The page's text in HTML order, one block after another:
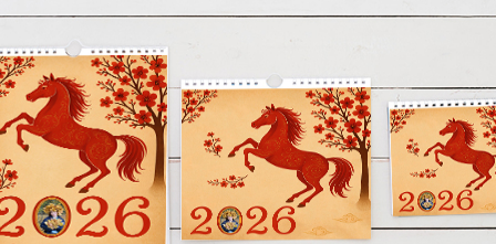
Ваш регион доставки
Выберите из списка: